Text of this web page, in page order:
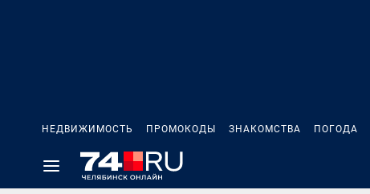
НЕДВИЖИМОСТЬ ПРОМОКОДЫ ЗНАКОМСТВА ПОГОДА